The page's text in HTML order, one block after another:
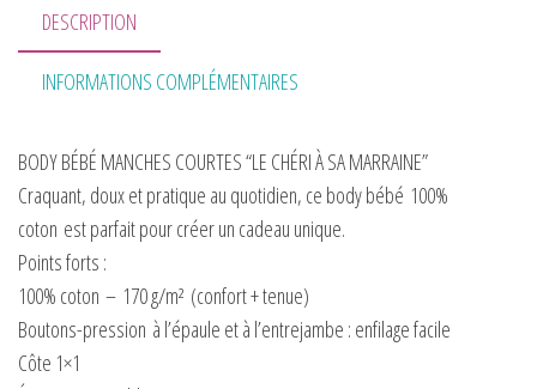
DESCRIPTION
INFORMATIONS COMPLÉMENTAIRES
BODY BÉBÉ MANCHES COURTES “LE CHÉRI À SA MARRAINE”
Craquant, doux et pratique au quotidien, ce body bébé 100%
coton est parfait pour créer un cadeau unique.
Points forts :
100% coton – 170 g/m² (confort + tenue)
Boutons-pression à l’épaule et à l’entrejambe : enfilage facile
Côte 1×1